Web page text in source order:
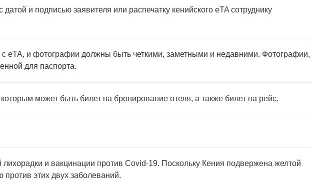
и подписью заявителя или распечатку кенийского eTA сотруднику
eTA, и фотографии должны быть четкими, заметными и недавними. Фотографии,
для паспорта.
может быть билет на бронирование отеля, а также билет на рейс.
и вакцинации против Covid-19. Поскольку Кения подвержена желтой
этих двух заболеваний.